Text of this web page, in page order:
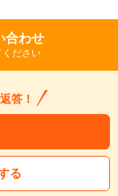
合わせ
ください
答！
る